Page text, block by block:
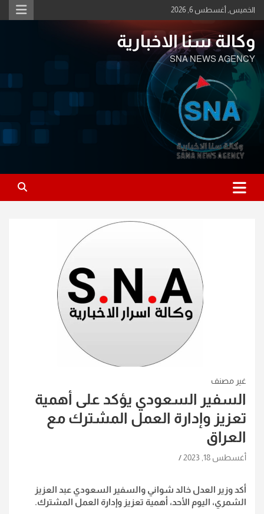
Skip
to
الخميس, أغسطس 6, 2026
وكالة سنا الاخبارية
SNA NEWS AGENCY
غير مصنف
السفير السعودي يؤكد على أهمية
تعزيز وإدارة العمل المشترك مع
العراق
أغسطس 18, 2023
أكد وزير العدل خالد شواني والسفير السعودي عبد العزيز
الشمري، اليوم الأحد، أهمية تعزيز وإدارة العمل المشترك.